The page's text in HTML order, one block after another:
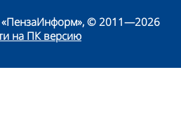
«ПензаИнформ», © 2011—2026
на ПК версию